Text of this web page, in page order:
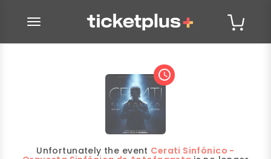
desplegar navegación
access_time
Unfortunately the event Cerati Sinfónico -